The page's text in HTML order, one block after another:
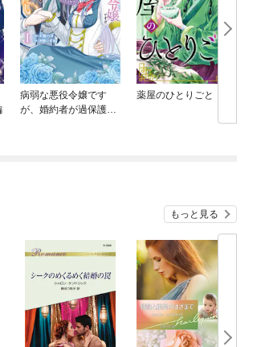
病弱な悪役令嬢です
が、婚約者が過保護す
薬屋のひとりごと
もっと見る